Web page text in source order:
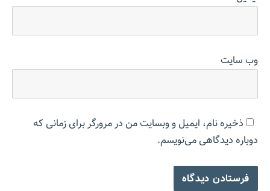
وب‌ سایت
ذخیره نام، ایمیل و وبسایت من در مرورگر برای زمانی که
دوباره دیدگاهی می‌نویسم.